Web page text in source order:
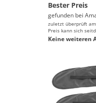
Bester Preis
gefunden bei
zuletzt überprüft
Preis kann sich
Keine weiteren